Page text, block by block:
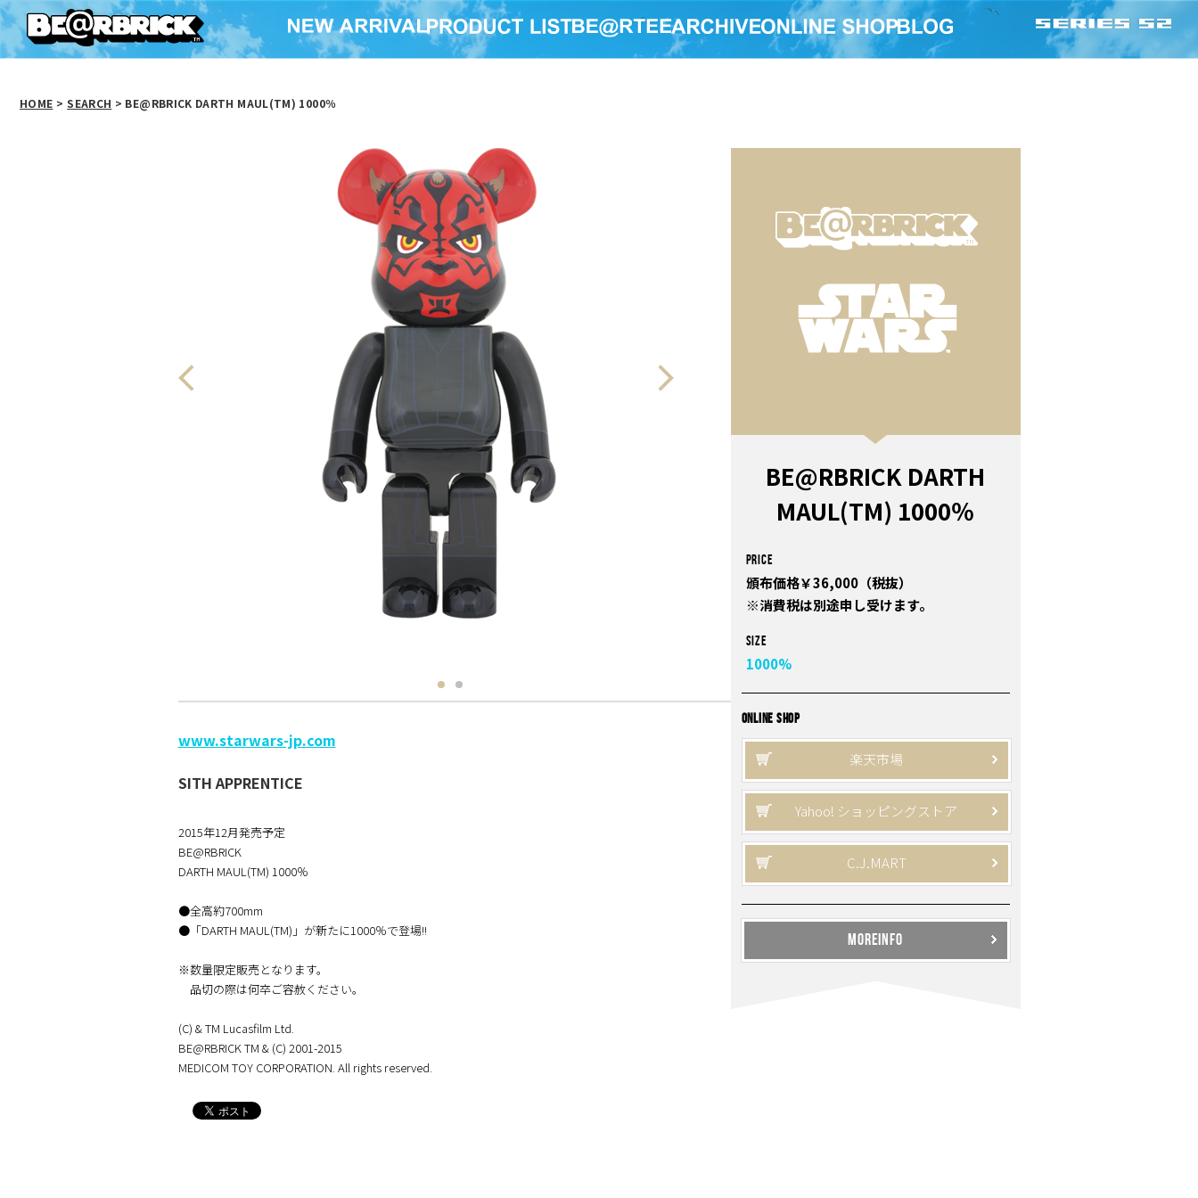
HOME > SEARCH > BE@RBRICK DARTH MAUL(TM) 1000％
BE@RBRICK DARTH
MAUL(TM) 1000％
PRICE
頒布価格￥36,000（税抜）
※消費税は別途申し受けます。
Size
1000%
ONLINE SHOP
楽天市場
Yahoo! ショッピングストア
C.J.MART
MOREINFO
www.starwars-jp.com
SITH APPRENTICE
2015年12月発売予定
BE@RBRICK
DARTH MAUL(TM) 1000％
●全高約700mm
●「DARTH MAUL(TM)」が新たに1000％で登場!!
※数量限定販売となります。
品切の際は何卒ご容赦ください。
(C) & TM Lucasfilm Ltd.
BE@RBRICK TM & (C) 2001-2015
MEDICOM TOY CORPORATION. All rights reserved.